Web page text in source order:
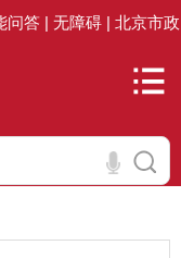
问答 | 无障碍 | 北京市政